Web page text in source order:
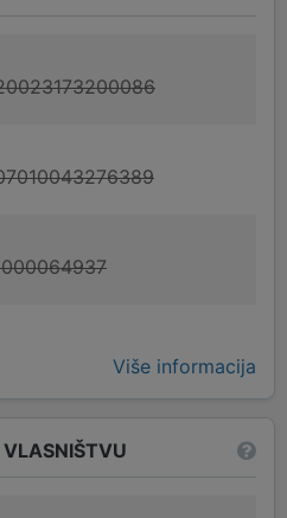
Više informacija
VLASNIŠTVU